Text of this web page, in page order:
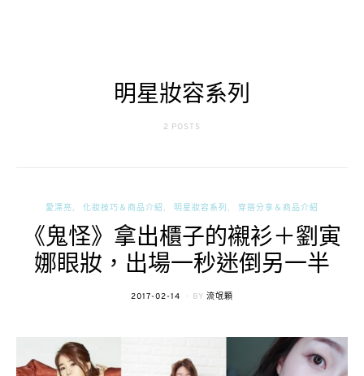
明星妝容系列
2 POSTS
愛漂亮 化妝技巧＆商品介紹 明星妝容系列 穿搭分享＆商品介紹
《鬼怪》拿出櫃子的襯衫＋劉寅
娜眼妝，出場一秒迷倒另一半
POSTED
2017-02-14 BY 流氓顆